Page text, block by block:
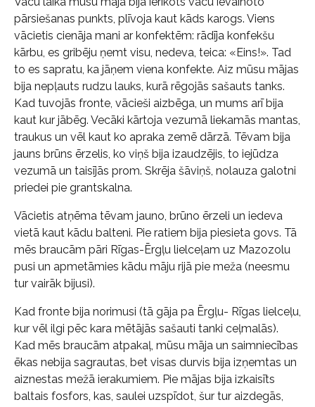
pārsiešanas punkts, plīvoja kaut kāds karogs. Viens
vācietis cienāja mani ar konfektēm: rādīja konfekšu
kārbu, es gribēju ņemt visu, nedeva, teica: «Eins!». Tad
to es sapratu, ka jāņem viena konfekte. Aiz mūsu mājas
bija nepļauts rudzu lauks, kurā rēgojās sašauts tanks.
Kad tuvojās fronte, vācieši aizbēga, un mums arī bija
kaut kur jābēg. Vecāki kārtoja vezumā liekamās mantas,
traukus un vēl kaut ko apraka zemē dārzā. Tēvam bija
jauns brūns ērzelis, ko viņš bija izaudzējis, to iejūdza
vezumā un taisījās prom. Skrēja šāviņš, nolauza galotni
priedei pie grantskalna.
Vācietis atņēma tēvam jauno, brūno ērzeli un iedeva
vietā kaut kādu balteni. Pie ratiem bija piesieta govs. Tā
mēs braucām pāri Rīgas-Ērgļu lielceļam uz Mazozolu
pusi un apmetāmies kādu māju rijā pie meža (neesmu
tur vairāk bijusi).
Kad fronte bija norimusi (tā gāja pa Ērgļu- Rīgas lielceļu,
kur vēl ilgi pēc kara mētājās sašauti tanki ceļmalās).
Kad mēs braucām atpakaļ, mūsu māja un saimniecības
ēkas nebija sagrautas, bet visas durvis bija izņemtas un
aiznestas mežā ierakumiem. Pie mājas bija izkaisīts
baltais fosfors, kas, saulei uzspīdot, šur tur aizdegās,